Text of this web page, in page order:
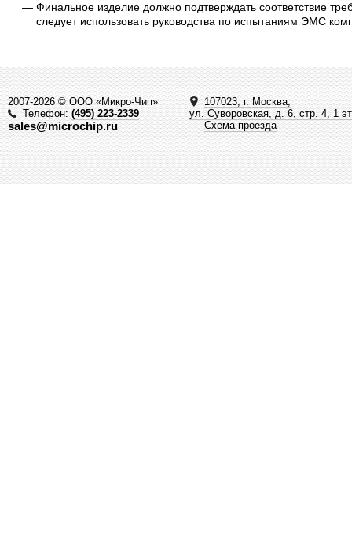
Финальное изделие должно подтверждать соответствие
следует использовать руководства по испытаниям ЭМС
2007-2026 © ООО «Микро-Чип»
Телефон:(495) 223-2339
sales@microchip.ru
107023, г. Москва,
ул. Суворовская, д. 6, стр. 4, 1
Схема проезда